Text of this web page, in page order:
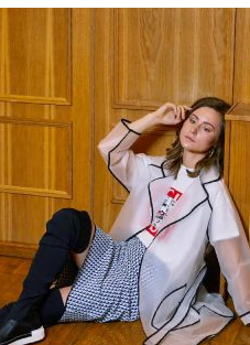
DJ НИККА ЛОРАК